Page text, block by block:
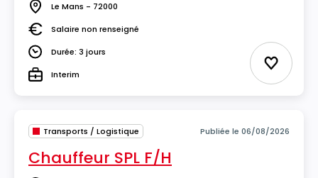
Lieu Le Mans - 72000
SalaireSalaire non renseigné
DuréeDurée: 3 jours
TypeInterim Ajouter
Transports / Logistique Publiée le 06/08/2026
Chauffeur SPL F/H